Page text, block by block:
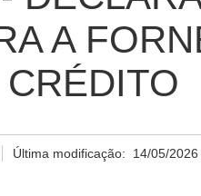
A
Última modificação: 14/05/